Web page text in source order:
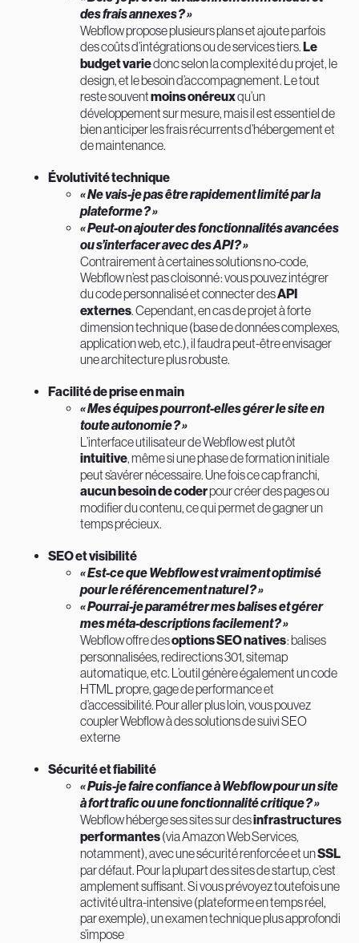
des frais annexes ? »
Webflow propose plusieurs plans et ajoute parfois
des coûts d’intégrations ou de services tiers. Le
budget variedonc selon la complexité du projet, le
design, et le besoin d’accompagnement. Le tout
reste souventmoins onéreuxqu’un
développement sur mesure, mais il est essentiel de
bien anticiper les frais récurrents d’hébergement et
de maintenance.
Évolutivité technique
« Ne vais-je pas être rapidement limité par la
plateforme ? »
« Peut-on ajouter des fonctionnalités avancées
ou s’interfacer avec des API ? »
Contrairement à certaines solutions no-code,
Webflow n’est pas cloisonné : vous pouvez intégrer
du code personnalisé et connecter desAPI
externes. Cependant, en cas de projet à forte
dimension technique (base de données complexes,
application web, etc.), il faudra peut-être envisager
une architecture plus robuste.
Facilité de prise en main
« Mes équipes pourront-elles gérer le site en
toute autonomie ? »
L’interface utilisateur de Webflow est plutôt
intuitive, même si une phase de formation initiale
peut s’avérer nécessaire. Une fois ce cap franchi,
aucun besoin de coderpour créer des pages ou
modifier du contenu, ce qui permet de gagner un
temps précieux.
SEO et visibilité
« Est-ce que Webflow est vraiment optimisé
pour le référencement naturel ? »
« Pourrai-je paramétrer mes balises et gérer
mes méta-descriptions facilement ? »
Webflow offre desoptions SEO natives: balises
personnalisées, redirections 301, sitemap
automatique, etc. L’outil génère également un code
HTML propre, gage de performance et
d’accessibilité. Pour aller plus loin, vous pouvez
coupler Webflow à des solutions de suivi SEO
externe
Sécurité et fiabilité
« Puis-je faire confiance à Webflow pour un site
à fort trafic ou une fonctionnalité critique ? »
Webflow héberge ses sites sur desinfrastructures
performantes(via Amazon Web Services,
notamment), avec une sécurité renforcée et unSSL
par défaut. Pour la plupart des sites de startup, c’est
amplement suffisant. Si vous prévoyez toutefois une
activité ultra-intensive (plateforme en temps réel,
par exemple), un examen technique plus approfondi
s’impose